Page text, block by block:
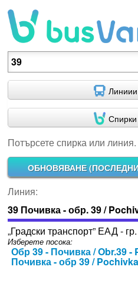
Потърсете спирка или линия.
Потърсете спирка или линия.
ОБНОВЯВАНЕ (
Линия:
39 Почивка - обр. 39 /
„Градски транспорт” ЕАД -
Изберете посока:
Обр 39 - Почивка / Obr.39 -
Почивка - обр 39 /